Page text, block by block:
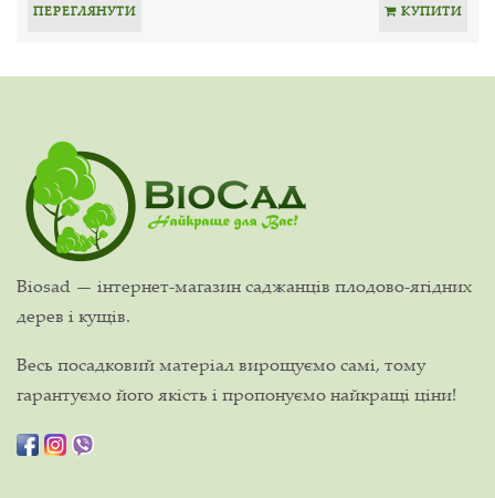
ПЕРЕГЛЯНУТИ КУПИТИ
Biosad — інтернет-магазин саджанців плодово-ягідних
дерев і кущів.
Весь посадковий матеріал вирощуємо самі, тому
гарантуємо його якість і пропонуємо найкращі ціни!